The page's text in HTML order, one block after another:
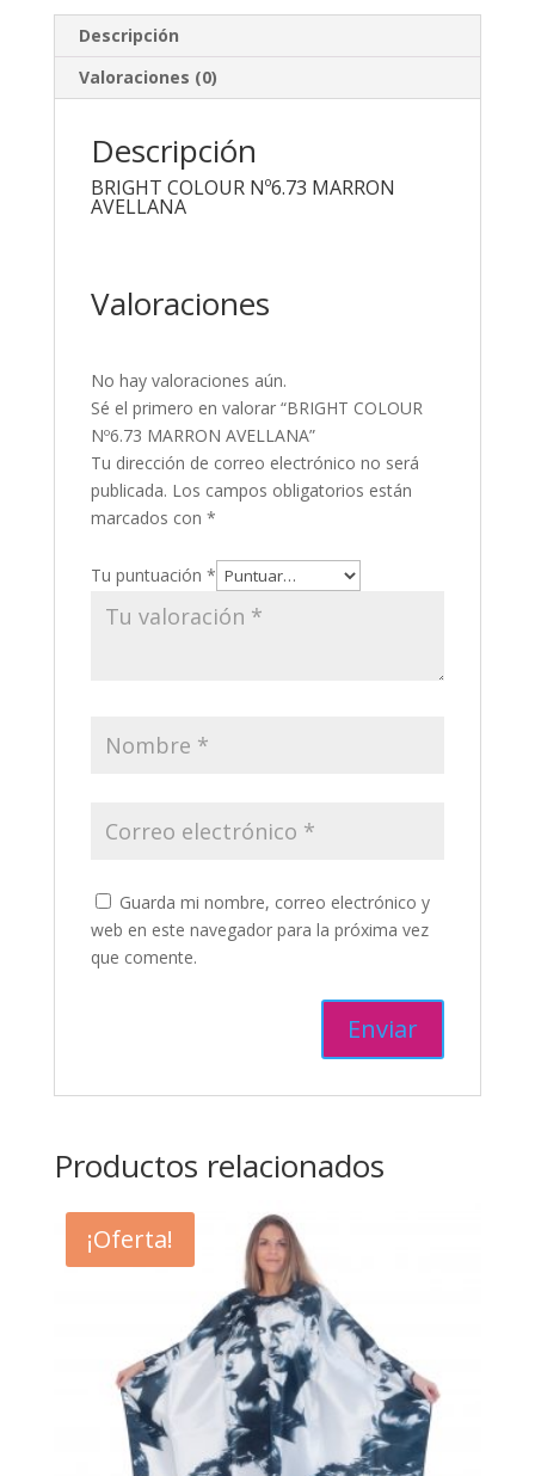
Descripción
Valoraciones (0)
Descripción
BRIGHT COLOUR Nº6.73 MARRON
AVELLANA
Valoraciones
No hay valoraciones aún.
Sé el primero en valorar “BRIGHT COLOUR
Nº6.73 MARRON AVELLANA”
Tu dirección de correo electrónico no será
publicada. Los campos obligatorios están
marcados con *
Tu puntuación *
Guarda mi nombre, correo electrónico y
web en este navegador para la próxima vez
que comente.
Productos relacionados
¡Oferta!